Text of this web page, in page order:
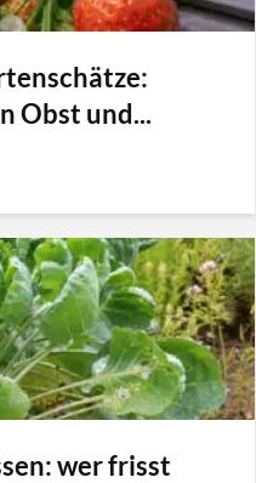
Obst und...
wer frisst